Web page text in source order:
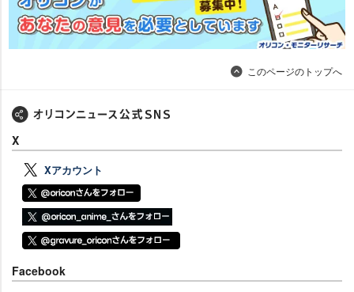
このページのトップへ
X
Xアカウント
Facebook